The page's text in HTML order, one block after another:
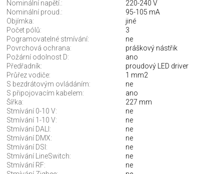
Nominální napětí.:
220-240 V
Nominální proud.:
95-105 mA
Objímka:
jiné
Počet pólů:
3
Pogramovatelné stmívání:
ne
Povrchová ochrana:
práškový nástřik
Požární odolnost D:
ano
Předřadník:
proudový LED driver
Průřez vodiče:
1 mm2
S bezdrátovým ovládáním:
ne
S připojovacím kabelem:
ano
Šířka:
227 mm
Stmívání 0-10 V:
ne
Stmívání 1-10 V:
ne
Stmívání DALI:
ne
Stmívání DMX:
ne
Stmívání DSI:
ne
Stmívání LineSwitch:
ne
Stmívání RF:
ne